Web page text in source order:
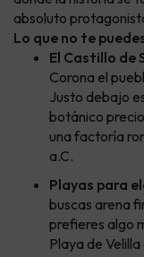
absoluto
Lo que no te
El Castillo de
Corona el
Justo debajo
botánico
una factoría
a.C.
Playas para
buscas arena
prefieres algo
Playa de